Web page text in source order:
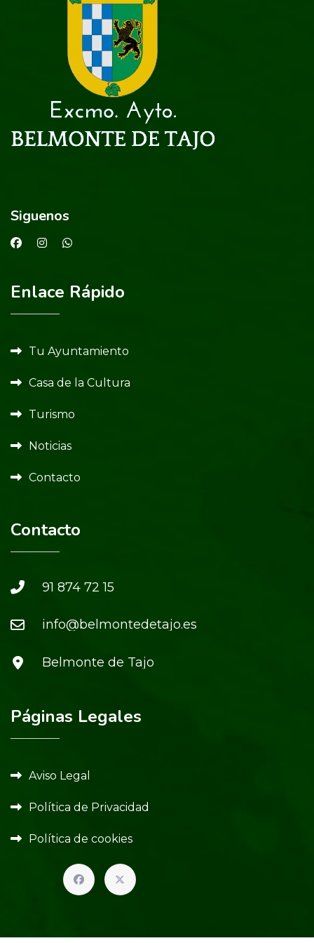
Siguenos
Enlace Rápido
Tu Ayuntamiento
Casa de la Cultura
Turismo
Noticias
Contacto
Contacto
91 874 72 15
info@belmontedetajo.es
Belmonte de Tajo
Páginas Legales
Aviso Legal
Política de Privacidad
Política de cookies